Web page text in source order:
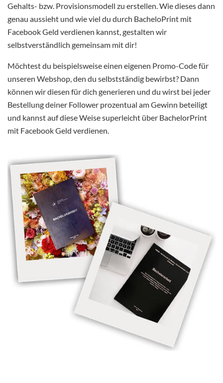
Gehalts- bzw. Provisionsmodell zu erstellen. Wie dieses dann
genau aussieht und wie viel du durch BacheloPrint mit
Facebook Geld verdienen kannst, gestalten wir
selbstverständlich gemeinsam mit dir!
Möchtest du beispielsweise einen eigenen Promo-Code für
unseren Webshop, den du selbstständig bewirbst? Dann
können wir diesen für dich generieren und du wirst bei jeder
Bestellung deiner Follower prozentual am Gewinn beteiligt
und kannst auf diese Weise superleicht über BachelorPrint
mit Facebook Geld verdienen.